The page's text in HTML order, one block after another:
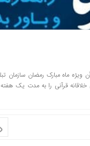
ویژه ماه مبارک رمضان سازمان